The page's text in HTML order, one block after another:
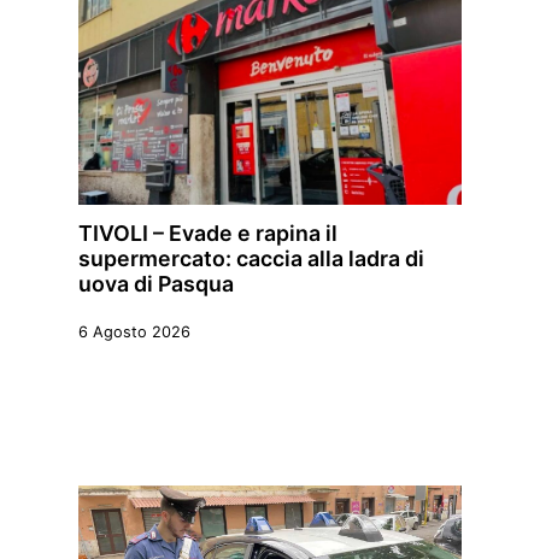
TIVOLI – Evade e rapina il
supermercato: caccia alla ladra di
uova di Pasqua
6 Agosto 2026